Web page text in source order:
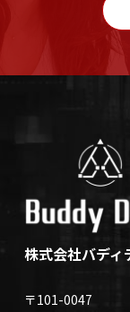
株式会社バディ
〒101-0047